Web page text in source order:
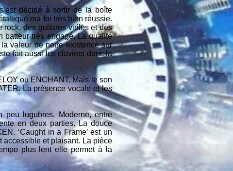
décidé à sortir de la boîte
ma foi très bien réussie.
rock, des guitares viriles et des
batteur très engagé. La qualité
valeur de notre existence sur
fait aussi les claviers donc la
ou ENCHANT. Mais le son
La présence vocale et les
peu lugubres. Moderne, entre
en deux parties. La douce
‘Caught in a Frame’ est un
accessible et plaisant. La pièce
plus lent elle permet à la